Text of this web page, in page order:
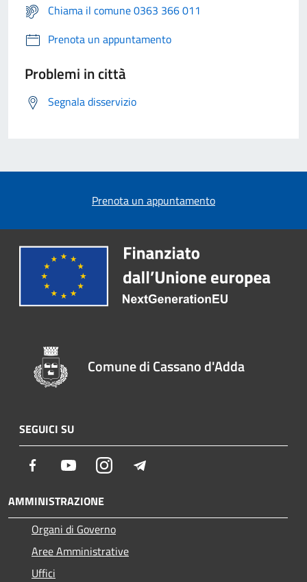
Chiama il comune 0363 366 011
Prenota un appuntamento
Problemi in città
Segnala disservizio
Prenota un appuntamento
Comune di Cassano d'Adda
SEGUICI SU
Facebook YoutubeInstagram
AMMINISTRAZIONE
Organi di Governo
Aree Amministrative
Uffici